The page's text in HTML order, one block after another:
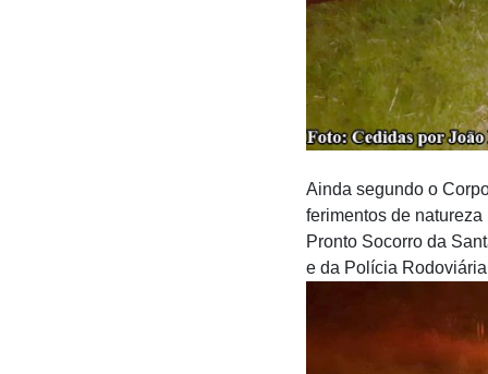
Ainda segundo o
ferimentos de
Pronto Socorro da
e da Polícia